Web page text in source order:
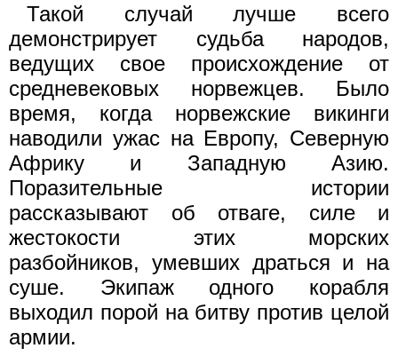
Такой случай лучше всего
демонстрирует судьба народов,
ведущих свое происхождение от
средневековых норвежцев. Было
время, когда норвежские викинги
наводили ужас на Европу, Северную
Африку и Западную Азию.
Поразительные истории
рассказывают об отваге, силе и
жестокости этих морских
разбойников, умевших драться и на
суше. Экипаж одного корабля
выходил порой на битву против целой
армии.